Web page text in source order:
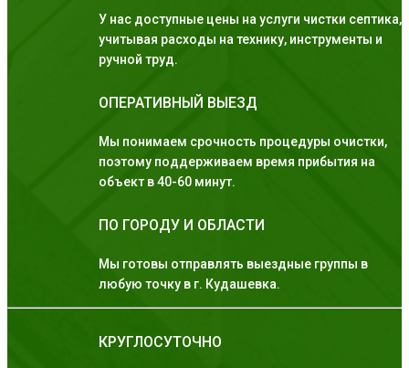
У нас доступные цены на услуги чистки септика,
учитывая расходы на технику, инструменты и
ручной труд.
ОПЕРАТИВНЫЙ ВЫЕЗД
Мы понимаем срочность процедуры очистки,
поэтому поддерживаем время прибытия на
объект в 40-60 минут.
ПО ГОРОДУ И ОБЛАСТИ
Мы готовы отправлять выездные группы в
любую точку в г. Кудашевка.
КРУГЛОСУТОЧНО